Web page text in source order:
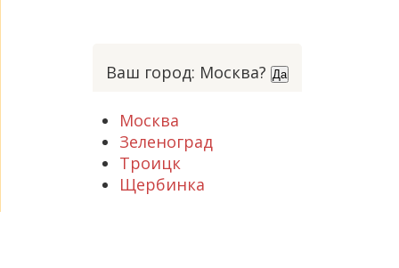
Ваш город: Москва? Да
Москва
Зеленоград
Троицк
Щербинка